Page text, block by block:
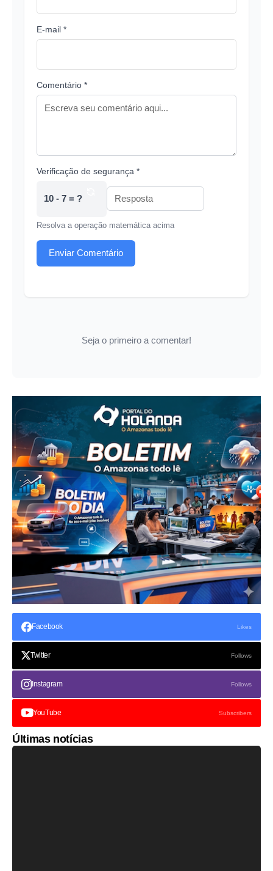
E-mail *
Comentário *
Verificação de segurança *
10 - 7 = ?
Resolva a operação matemática acima
Enviar Comentário
Seja o primeiro a comentar!
Facebook Likes
Twitter Follows
Instagram Follows
YouTube Subscribers
Últimas notícias